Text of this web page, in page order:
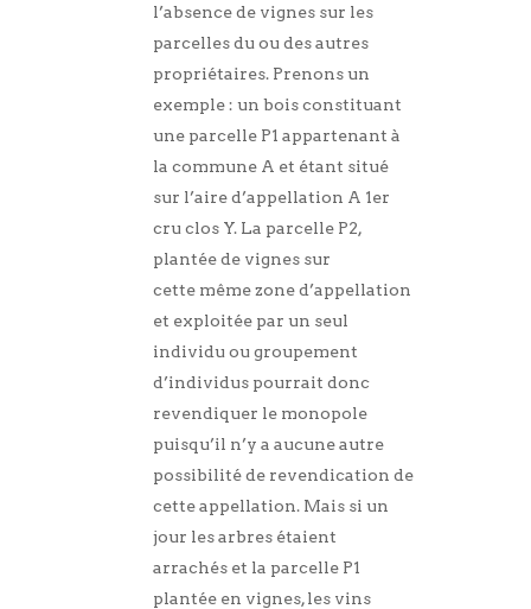
l’absence de vignes sur les
parcelles du ou des autres
propriétaires. Prenons un
exemple : un bois constituant
une parcelle P1 appartenant à
la commune A et étant situé
sur l’aire d’appellation A 1er
cru clos Y. La parcelle P2,
plantée de vignes sur
cette même zone d’appellation
et exploitée par un seul
individu ou groupement
d’individus pourrait donc
revendiquer le monopole
puisqu’il n’y a aucune autre
possibilité de revendication de
cette appellation. Mais si un
jour les arbres étaient
arrachés et la parcelle P1
plantée en vignes, les vins